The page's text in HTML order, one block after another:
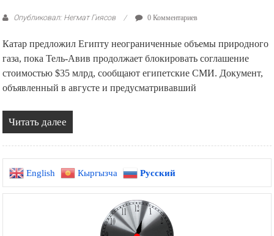
Опубликовал: Негмат Гиясов 0 Комментариев
Катар предложил Египту неограниченные объемы природного
газа, пока Тель-Авив продолжает блокировать соглашение
стоимостью $35 млрд, сообщают египетские СМИ. Документ,
объявленный в августе и предусматривавший
Читать далее
English Кыргызча Русский